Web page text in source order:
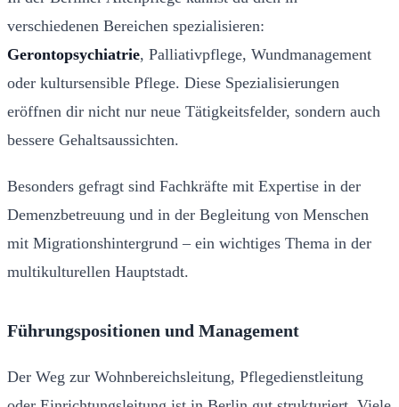
verschiedenen Bereichen spezialisieren:
Gerontopsychiatrie, Palliativpflege, Wundmanagement
oder kultursensible Pflege. Diese Spezialisierungen
eröffnen dir nicht nur neue Tätigkeitsfelder, sondern auch
bessere Gehaltsaussichten.
Besonders gefragt sind Fachkräfte mit Expertise in der
Demenzbetreuung und in der Begleitung von Menschen
mit Migrationshintergrund – ein wichtiges Thema in der
multikulturellen Hauptstadt.
Führungspositionen und Management
Der Weg zur Wohnbereichsleitung, Pflegedienstleitung